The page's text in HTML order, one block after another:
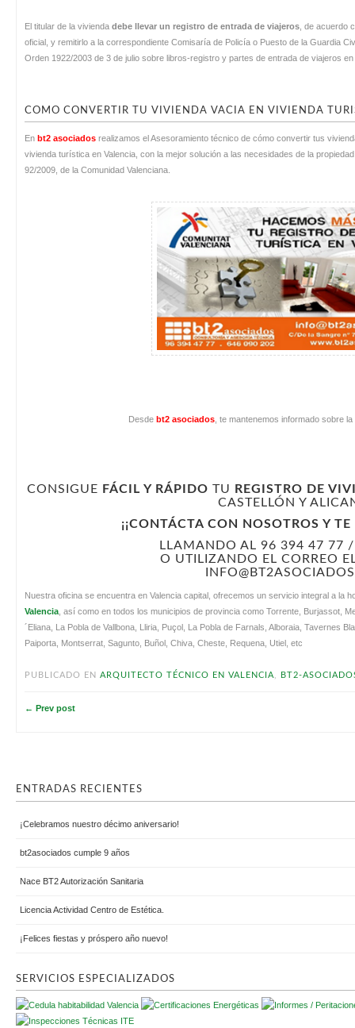
El titular de la vivienda debe llevar un registro de entrada de viajeros , de acuerdo
oficial, y remitirlo a la correspondiente Comisaría de Policía o Puesto de la Guardia
Orden 1922/2003 de 3 de julio sobre libros-registro y partes de entrada de viajeros
COMO CONVERTIR TU VIVIENDA VACIA EN VIVIENDA
En bt2 asociados realizamos el Asesoramiento técnico de cómo convertir tus
vivienda turística en Valencia, con la mejor solución a las necesidades de la
92/2009, de la Comunidad Valenciana.
Desdebt2 asociados , te mantenemos informado sobre
CONSIGUE FÁCIL Y RÁPIDO TU
REGISTRO DE
CASTELLÓN Y
¡¡CONTÁCTA CON NOSOTROS Y
LLAMANDO AL 96 394 47 77
O UTILIZANDO EL CORREO
Nuestra oficina se encuentra en Valencia capital, ofrecemos un servicio integral a la
Valencia , así como en todos los municipios de provincia como Torrente, Burjassot,
´Eliana, La Pobla de Vallbona, Lliria, Puçol, La Pobla de Farnals, Alboraia, Tavernes
Paiporta, Montserrat, Sagunto, Buñol, Chiva, Cheste, Requena, Utiel, etc
PUBLICADO EN ARQUITECTO TÉCNICO EN VALENCIA BT2-
← Prev post
ENTRADAS RECIENTES
¡Celebramos nuestro décimo aniversario!
bt2asociados cumple 9 años
Nace BT2 Autorización Sanitaria
Licencia Actividad Centro de Estética.
¡Felices fiestas y próspero año nuevo!
SERVICIOS ESPECIALIZADOS